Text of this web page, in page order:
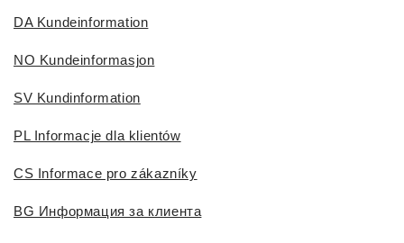
DA Kundeinformation
NO Kundeinformasjon
SV Kundinformation
PL Informacje dla klientów
CS Informace pro zákazníky
BG Информация за клиента